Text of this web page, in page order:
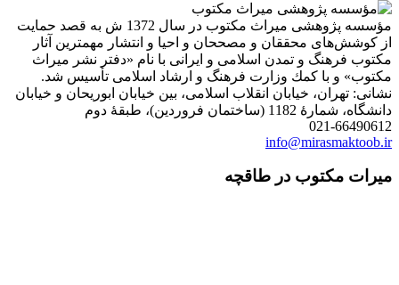
مؤسسه پژوهشی میراث مكتوب در سال 1372 ش به قصد حمایت
از كوشش‌های محققان و مصححان و احیا و انتشار مهمترین آثار
مكتوب فرهنگ و تمدن اسلامی و ایرانی با نام «دفتر نشر میراث
مكتوب» و با كمك وزارت فرهنگ و ارشاد اسلامی تأسیس شد.
نشانی: تهران، خیابان انقلاب اسلامی، بین خیابان ابوریحان و خیابان
دانشگاه، شمارۀ 1182 (ساختمان فروردین)، طبقۀ دوم
021-66490612
info@mirasmaktoob.ir
میرات مکتوب در طاقچه